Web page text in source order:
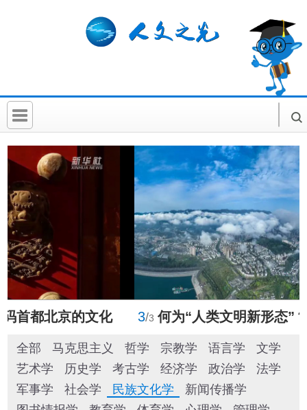
首 页
社科要闻
人文北京
社科卡片
社科讲堂
科普活动
1/3 推进中国式现代化需要处理好若干重大关系
全部 马克思主义 哲学 宗教学 语言学
文学
艺术学
历史学 考古学 经济学 政治学
法学
军事学
社会学 民族文化学
新闻传播学